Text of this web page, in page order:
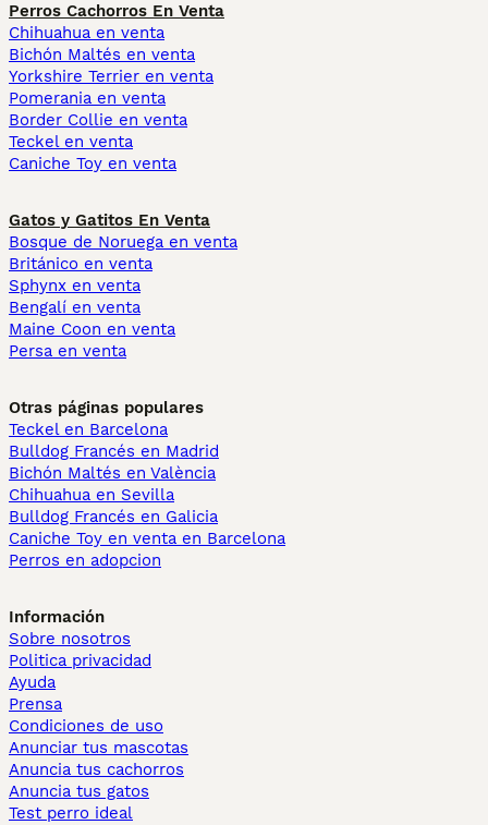
Perros Cachorros En Venta
Chihuahua en venta
Bichón Maltés en venta
Yorkshire Terrier en venta
Pomerania en venta
Border Collie en venta
Teckel en venta
Caniche Toy en venta
Gatos y Gatitos En Venta
Bosque de Noruega en venta
Británico en venta
Sphynx en venta
Bengalí en venta
Maine Coon en venta
Persa en venta
Otras páginas populares
Teckel en Barcelona
Bulldog Francés en Madrid
Bichón Maltés en València
Chihuahua en Sevilla
Bulldog Francés en Galicia
Caniche Toy en venta en Barcelona
Perros en adopcion
Información
Sobre nosotros
Politica privacidad
Ayuda
Prensa
Condiciones de uso
Anunciar tus mascotas
Anuncia tus cachorros
Anuncia tus gatos
Test perro ideal